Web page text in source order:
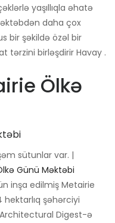
yaşıllıqla əhatə
daha çox
bir şəkildə özəl bir
tərzini birləşdirir Havay .
Ölkə
sütunlar var. |
Günü Məktəbi
inşa edilmiş Metairie
hektarlıq şəhərciyi
Digest-ə